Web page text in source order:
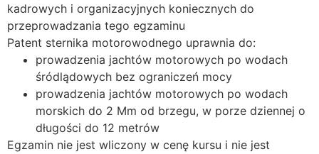
kadrowych i organizacyjnych koniecznych do
przeprowadzania tego egzaminu
Patent sternika motorowodnego uprawnia do:
prowadzenia jachtów motorowych po wodach
śródlądowych bez ograniczeń mocy
prowadzenia jachtów motorowych po wodach
morskich do 2 Mm od brzegu, w porze dziennej o
długości do 12 metrów
Egzamin nie jest wliczony w cenę kursu i nie jest